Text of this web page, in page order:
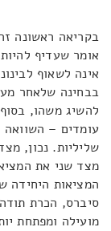
בקריאה ראשונה
אומר שעדיף
אינה לשאוף
בבחינה שלאחר
להשיג משהו,
עומדים – השוואה
שליליות. נכון,
מצד שני את
המציאות היחידה
סיברס, הכרת
מועילה ומפתחת